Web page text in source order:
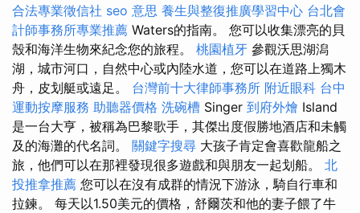
合法專業徵信社 seo 意思 養生與整復推廣學習中心 台北會
計師事務所專業推薦 Waters的指南。 您可以收集漂亮的貝
殼和海洋生物來紀念您的旅程。 桃園植牙 參觀沃思湖潟
湖，城市河口，自然中心或內陸水道，您可以在道路上獨木
舟，皮划艇或遠足。 台灣前十大律師事務所 附近眼科 台中
運動按摩服務 助聽器價格 洗碗槽 Singer 到府外燴 Island
是一台大亨，被稱為巴黎歌手，其傑出度假勝地酒店和未觸
及的海灘的代名詞。 關鍵字搜尋 大孩子肯定會喜歡龍船之
旅，他們可以在那裡發現很多遊戲和與朋友一起划船。 北
投推拿推薦 您可以在沒有成群的情況下游泳，騎自行車和
拉鍊。 每天以1.50美元的價格，舒爾茨和他的妻子餵了牛